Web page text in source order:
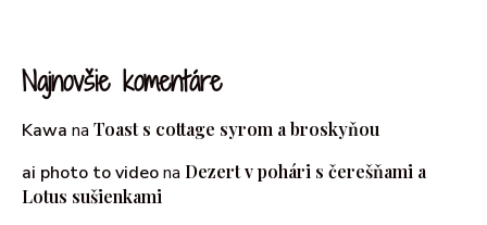
Najnovšie komentáre
Kawa na Toast s cottage syrom a broskyňou
ai photo to videona Dezert v pohári s čerešňami a
Lotus sušienkami